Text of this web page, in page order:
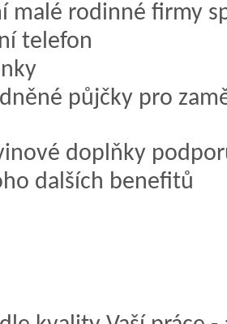
malé rodinné firmy
telefon
půjčky pro
doplňky
dalších benefitů